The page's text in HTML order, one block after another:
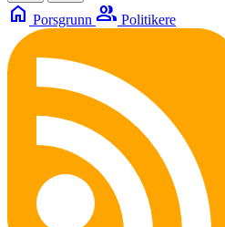
home Porsgrunn group Politikere